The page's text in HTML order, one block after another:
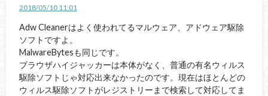
2018/05/10 11:01
Adw Cleanerはよく使われてるマルウェア、アドウェア駆除
ソフトですよ。
MalwareBytesも同じです。
ブラウザハイジャッカーは本体がなく、普通の有名ウィルス
駆除ソフトじゃ対応出来なかったのです。現在はほとんどの
ウィルス駆除ソフトがレジストリーまで検索して対応してま